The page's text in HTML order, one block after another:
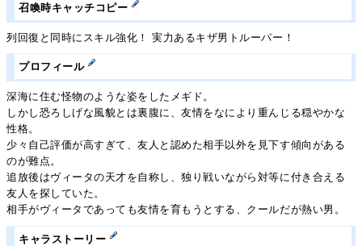
召喚時キャッチコピー
列回復と同時にスキル強化！ 実力あるキザ男トルーパー！
プロフィール
深海に住む怪物のような姿をしたメギド。
しかし恐ろしげな風貌とは裏腹に、友情をなにより重んじる穏やかな
性格。
少々自己評価が高すぎて、友人と認めた相手以外を見下す傾向がある
のが難点。
追放後はヴィータの天才を自称し、独り戦いながら対等に付き合える
友人を探していた。
相手がヴィータであっても友情を育もうとする、クールだが熱い男。
キャラストーリー